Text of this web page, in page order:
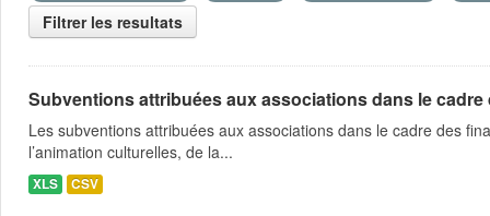
Filtrer les resultats
Subventions attribuées aux associations dans le
Les subventions attribuées aux associations dans le cadre des
l’animation culturelles, de la...
XLS CSV